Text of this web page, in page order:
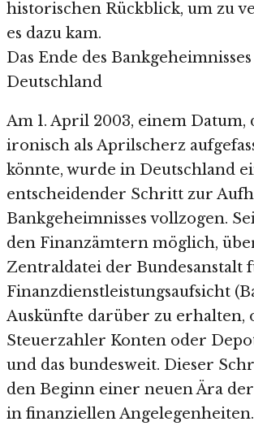
historischen Rückblick, um zu
es dazu kam.
Das Ende des
Deutschland
Am 1. April 2003, einem Datum,
ironisch als Aprilscherz
könnte, wurde in Deutschland
entscheidender Schritt zur
Bankgeheimnisses vollzogen.
den Finanzämtern möglich,
Zentraldatei der Bundesanstalt
Finanzdienstleistungsaufsicht
Auskünfte darüber zu erhalten,
Steuerzahler Konten oder
und das bundesweit. Dieser
den Beginn einer neuen Ära
in finanziellen Angelegenheiten.